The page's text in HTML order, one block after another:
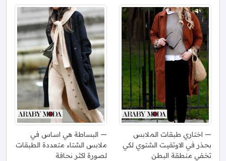
اختاري طبقات الملابس
بحذر في الاوتفيت الشتوي لكي
تخفي منطقة البطن
البساطة هي اساس في
ملابس الشتاء متعددة الطبقات
لصورة اكثر نحافة